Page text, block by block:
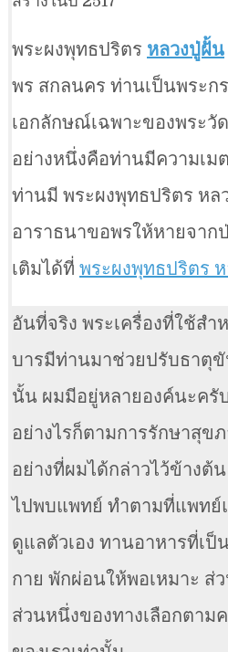
พระผงพุทธปริตร หลวงปู่ฝั้น
พร สกลนคร ท่านเป็นพระก
เอกลักษณ์เฉพาะของพระวั
อย่างหนึ่งคือท่านมีความเม
ท่านมี พระผงพุทธปริตร หล
อาราธนาขอพรให้หายจาก
เติมได้ที่ พระผงพุทธปริตร
อันที่จริง พระเครื่องที่ใช้สำ
บารมีท่านมาช่วยปรับธาตุ
นั้น ผมมีอยู่หลายองค์นะครับ
อย่างไรก็ตามการรักษาสุข
อย่างที่ผมได้กล่าวไว้ข้างต้
ไปพบแพทย์ ทำตามที่แพทย์
ดูแลตัวเอง ทานอาหารที่เป็น
กาย พักผ่อนให้พอเหมาะ ส่
ส่วนหนึ่งของทางเลือกตาม